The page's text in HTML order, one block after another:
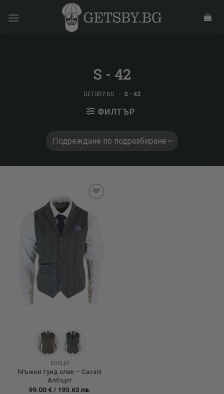
S - 42
GETSBY.BG S - 42
ФИЛТЪР
wishlist
ЕЛЕЦИ
Мъжки туид елек – Cavani
Албърт
99.00 € / 193.63 лв.